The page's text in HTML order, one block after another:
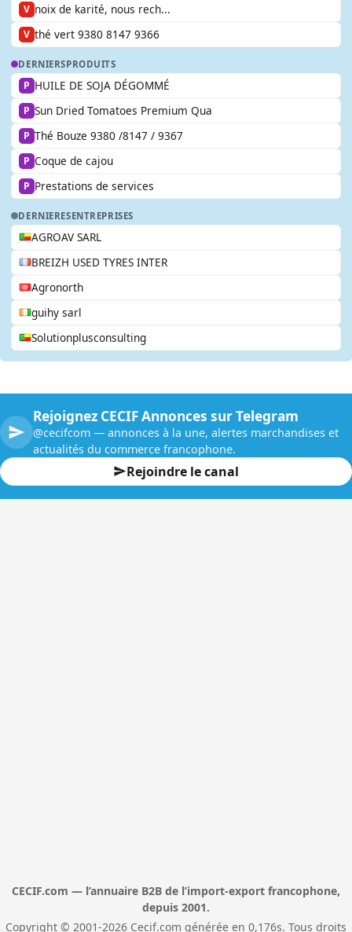
V noix de karité, nous rech...
V thé vert 9380 8147 9366
DERNIERSPRODUITS
P HUILE DE SOJA DÉGOMMÉ
P Sun Dried Tomatoes Premium Qua
P Thé Bouze 9380 /8147 / 9367
P Coque de cajou
P Prestations de services
DERNIERESENTREPRISES
AGROAV SARL
BREIZH USED TYRES INTER
Agronorth
guihy sarl
Solutionplusconsulting
Rejoignez CECIF Annonces sur Telegram
@cecifcom — annonces à la une, alertes marchandises et
actualités du commerce francophone.
Rejoindre le canal
CECIF.com — l’annuaire B2B de l’import-export francophone,
depuis 2001.
Copyright © 2001-2026 Cecif.com générée en 0,176s. Tous droits